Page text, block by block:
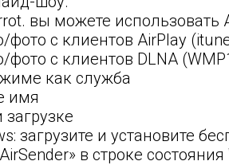
вы можете
с клиентов AirPlay
с клиентов DLNA
как служба
имя
загрузите и установите
в строке